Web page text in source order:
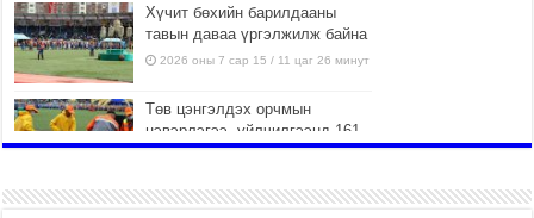
Хүчит бөхийн барилдааны
тавын даваа үргэлжилж байна
2026 оны 7 сар 15 / 11 цаг 26 минут
Төв цэнгэлдэх орчмын
цэвэрлэгээ, үйлчилгээнд 161
ажилтан, 27 техниктэй
2026 оны 7 сар 15 / 11 цаг 22 минут